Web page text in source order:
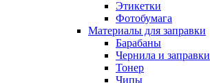
Этикетки
Фотобумага
Материалы для заправки
Барабаны
Чернила и заправки
Тонер
Чипы